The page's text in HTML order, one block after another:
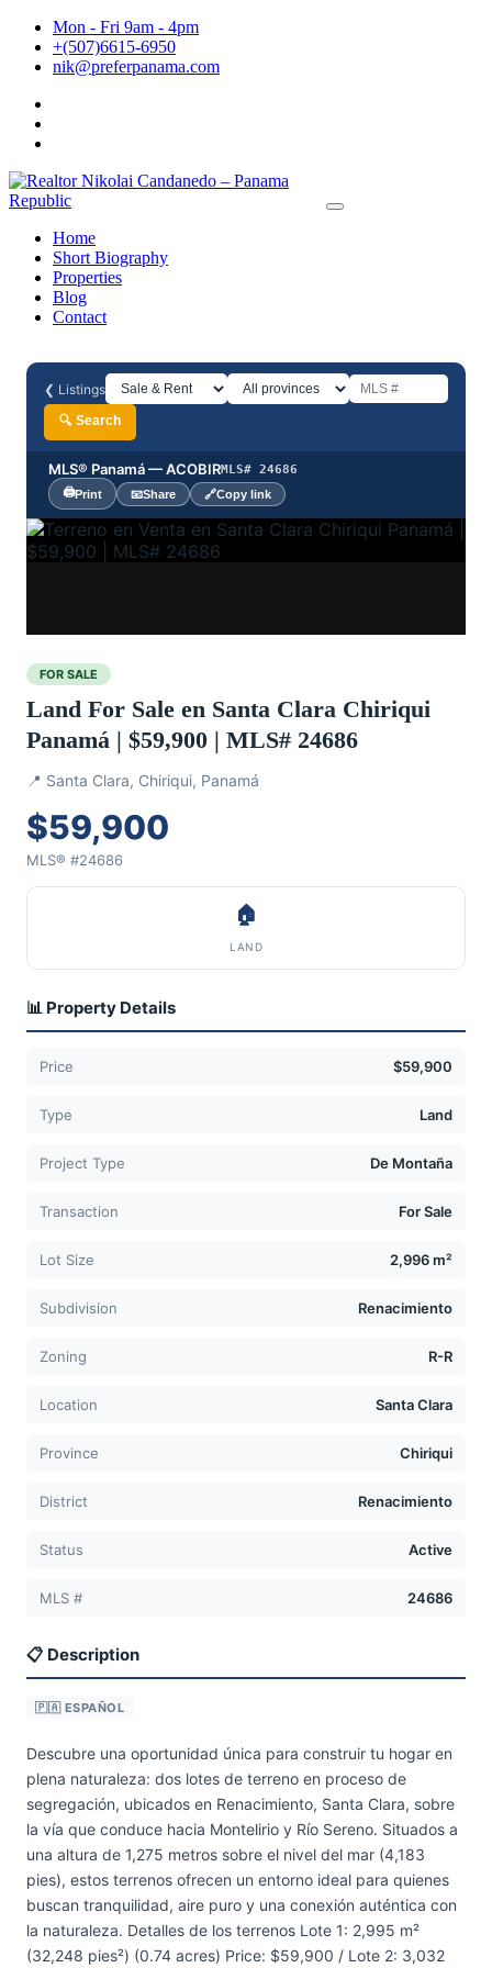
Skip
content
Mon - Fri 9am - 4pm
+(507)6615-6950
nik@preferpanama.com
Home
Short Biography
Properties
Blog
Contact
❮ Listings
🔍 Search
MLS® Panamá — ACOBIRMLS# 24686
🖨️Print 📧Share 🔗Copy link
FOR SALE
Land For Sale en Santa Clara Chiriqui
Panamá | $59,900 | MLS# 24686
📍 Santa Clara, Chiriqui, Panamá
$59,900
MLS® #24686
🏠
LAND
📊 Property Details
Price $59,900
Type Land
Project Type De Montaña
Transaction For Sale
Lot Size 2,996 m²
Subdivision Renacimiento
Zoning R-R
Location Santa Clara
Province Chiriqui
District Renacimiento
Status Active
MLS # 24686
📋 Description
🇵🇦 ESPAÑOL
Descubre una oportunidad única para construir tu hogar en
plena naturaleza: dos lotes de terreno en proceso de
segregación, ubicados en Renacimiento, Santa Clara, sobre
la vía que conduce hacia Montelirio y Río Sereno. Situados a
una altura de 1,275 metros sobre el nivel del mar (4,183
pies), estos terrenos ofrecen un entorno ideal para quienes
buscan tranquilidad, aire puro y una conexión auténtica con
la naturaleza. Detalles de los terrenos Lote 1: 2,995 m²
(32,248 pies²) (0.74 acres) Price: $59,900 / Lote 2: 3,032